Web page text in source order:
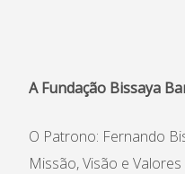
A Fundação Bissaya
O Patrono: Fernando
Missão, Visão e Valores